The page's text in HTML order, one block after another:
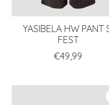
YASIBELA HW PANT
FEST
€49,99